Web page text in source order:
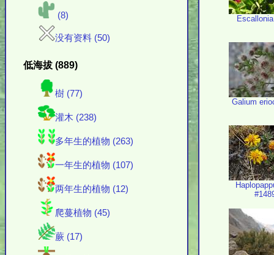
(8)
没有资料 (50)
低海拔 (889)
樹 (77)
灌木 (238)
多年生的植物 (263)
一年生的植物 (107)
两年生的植物 (12)
爬蔓植物 (45)
蕨 (17)
Galium